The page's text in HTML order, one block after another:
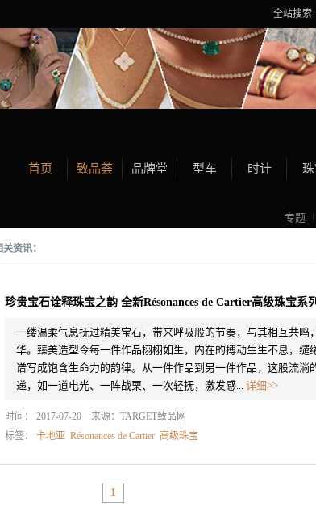
全站搜索
首页 致品荟 品牌堂 型车 时计
专题
资讯：
珍贵宝石诠释珠宝之韵 全新Résonances de Cartier高级珠宝系列
一缕温柔气息抚过精美宝石，带来呼吸般的节奏，与其相互共鸣
华。臻美造型令每一件作品栩栩如生，内在的搏动生生不息，缱
谱写成饱含生命力的韵律。从一件作品到另一件作品，这股流淌
递，如一道电光、一阵战栗、一次轻抚，激发感... 详细>>
时间： 2017-07-20 来源： TARGET致品网
标签： 卡地亚 Résonances de Cartier 高级珠宝
1